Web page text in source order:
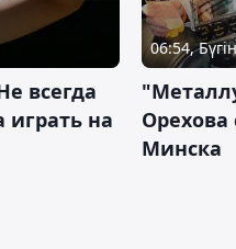
всегда
играть на
06:54, Бүгін
Орехова
Минска